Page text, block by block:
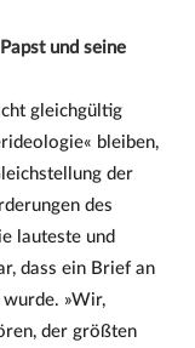
und seine
gleichgültig
bleiben,
der
des
lauteste und
dass ein Brief an
»Wir,
der größten